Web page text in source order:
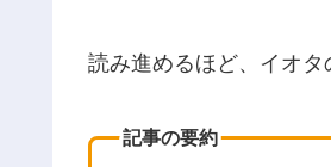
読み進めるほど、イオタ
記事の要約